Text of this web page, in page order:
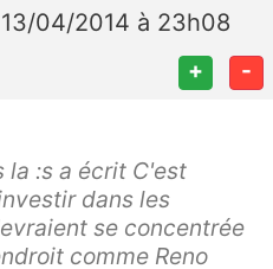
04/2014 à 23h08
+ -
la :s a écrit C'est
dans les
se concentrée
comme Reno